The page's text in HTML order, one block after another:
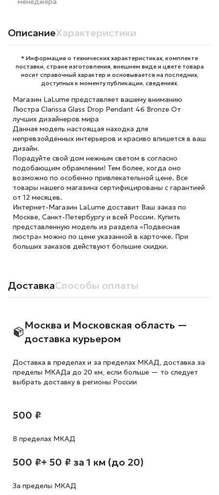
ОписаниеХарактеристики
* Информация о технических характеристиках, комплекте
поставки, стране изготовления, внешнем виде и цвете товара
носит справочный характер и основывается на последних,
доступных к моменту публикации, сведениях.
Магазин LaLume представляет вашему вниманию
Люстра Clarissa Glass Drop Pendant 46 Bronze От
лучших дизайнеров мира
Данная модель настоящая находка для
непревзойдённых интерьеров и красиво впишется в ваш
дизайн.
Порадуйте свой дом нежным светом в согласно
подобающим обрамлении! Тем более, когда оно
возможно по особенно привлекательной цене. Все
товары нашего магазина сертифицированы с гарантией
от 12 месяцев.
Интернет-Магазин LaLume доставит Ваш заказ по
Москве, Санкт-Петербургу и всей России. Купить
представленную модель из раздела «Подвесная
люстра» можно по цене указанной в карточке. При
больших заказов действуют большие скидки.
ДоставкаСпособы оплаты
Москва и Московская область —
доставка курьером
Доставка в пределах и за пределах МКАД, доставка за
пределы МКАДа до 20 км, если больше — то следует
выбрать доставку в регионы России
500 ₽
В пределах МКАД
500 ₽+ 50 ₽ за 1 км (до 20)
За пределы МКАД